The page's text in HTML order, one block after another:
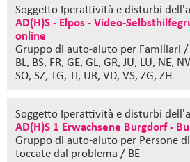
Soggetto Iperattività e disturbi
AD(H)S - Elpos - Video-
online
Gruppo di auto-aiuto per Familiari /
BL, BS, FR, GE, GL, GR, JU, LU, NE,
SO, SZ, TG, TI, UR, VD, VS, ZG, ZH
Soggetto Iperattività e disturbi
AD(H)S 1 Erwachsene Burgdorf -
Gruppo di auto-aiuto per Persone
toccate dal problema / BE